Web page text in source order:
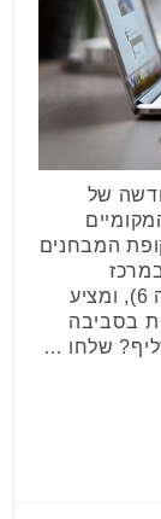
חדשה של
המבחנים
המצוינות הרב תחומי (רחוב סמטת צביה 6), ומציע
בסביבה
שלחו …